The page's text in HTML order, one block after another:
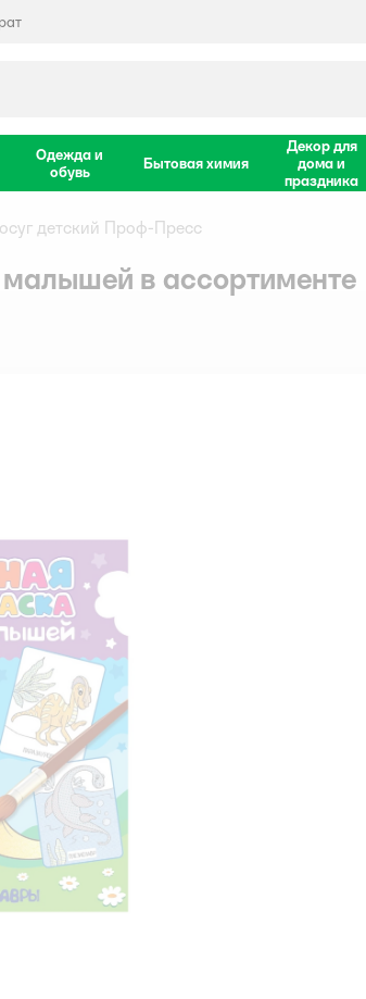
Одежда и
обувь
Бытовая химия
Декор для
дома и
праздника
детский Проф-Пресс
в ассортименте